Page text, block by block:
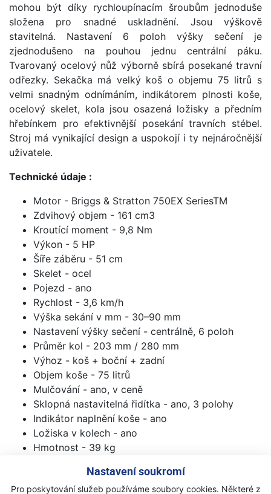
Nastavení soukromí
Pro poskytování služeb používáme soubory cookies. Některé z
mohou být díky rychloupínacím šroubům jednoduše
složena pro snadné uskladnění. Jsou výškově
stavitelná. Nastavení 6 poloh výšky sečení je
zjednodušeno na pouhou jednu centrální páku.
Tvarovaný ocelový nůž výborně sbírá posekané travní
odřezky. Sekačka má velký koš o objemu 75 litrů s
velmi snadným odnímáním, indikátorem plnosti koše,
ocelový skelet, kola jsou osazená ložisky a předním
hřebínkem pro efektivnější posekání travních stébel.
Stroj má vynikající design a uspokojí i ty nejnáročnější
uživatele.
Technické údaje :
Motor - Briggs & Stratton 750EX SeriesTM
Zdvihový objem - 161 cm3
Kroutící moment - 9,8 Nm
Výkon - 5 HP
Šíře záběru - 51 cm
Skelet - ocel
Pojezd - ano
Rychlost - 3,6 km/h
Výška sekání v mm - 30–90 mm
Nastavení výšky sečení - centrálně, 6 poloh
Průměr kol - 203 mm / 280 mm
Výhoz - koš + boční + zadní
Objem koše - 75 litrů
Mulčování - ano, v ceně
Sklopná nastavitelná řidítka - ano, 3 polohy
Indikátor naplnění koše - ano
Ložiska v kolech - ano
Hmotnost - 39 kg